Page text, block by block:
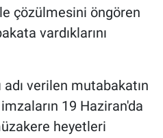
çözülmesini öngören
vardıklarını
verilen mutabakatın
19 Haziran'da
heyetleri